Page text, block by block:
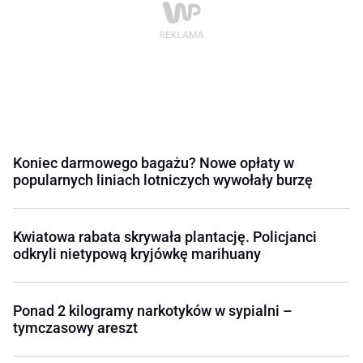
Koniec darmowego bagażu? Nowe opłaty w
popularnych liniach lotniczych wywołały burzę
Kwiatowa rabata skrywała plantację. Policjanci
odkryli nietypową kryjówkę marihuany
Ponad 2 kilogramy narkotyków w sypialni –
tymczasowy areszt